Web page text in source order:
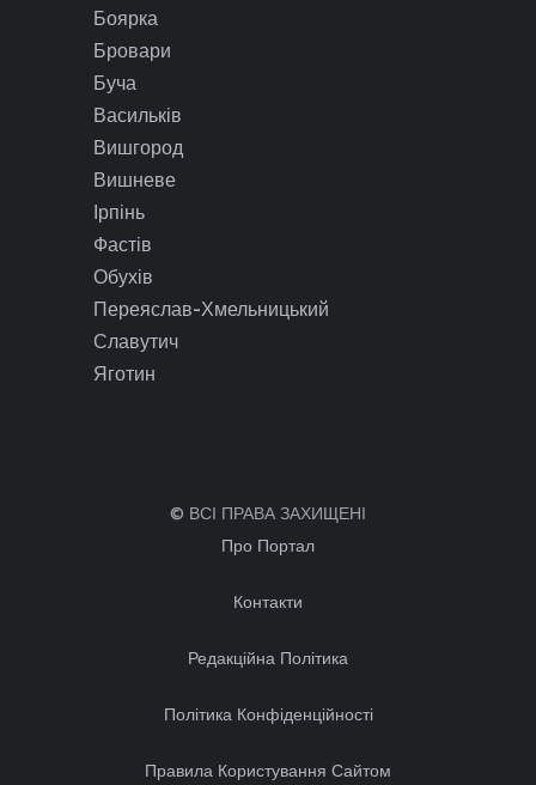
Боярка
Бровари
Буча
Васильків
Вишгород
Вишневе
Ірпінь
Фастів
Обухів
Переяслав-Хмельницький
Славутич
Яготин
© ВСІ ПРАВА ЗАХИЩЕНІ
Про Портал
Контакти
Редакційна Політика
Політика Конфіденційності
Правила Користування Сайтом